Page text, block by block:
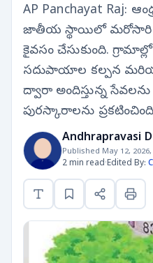
AP Panchayat Raj:
జాతీయ స్థాయిలో మరోసారి
కైవసం చేసుకుంది.
సదుపాయాల కల్పన
ద్వారా అందిస్తున్న సేవలను
పురస్కారాలను
Andhrapravasi
Published May 12, 2026,
2 min read·Edited By: